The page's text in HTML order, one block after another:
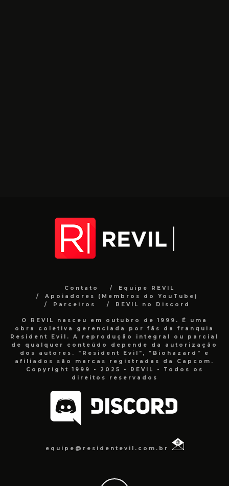
Contato
Equipe REVIL
Apoiadores (Membros do YouTube)
Parceiros
REVIL no Discord
O REVIL nasceu em outubro de 1999. É uma
obra coletiva gerenciada por fãs da franquia
Resident Evil. A reprodução integral ou parcial
de qualquer conteúdo depende da autorização
dos autores. "Resident Evil", "Biohazard" e
afiliados são marcas registradas da Capcom.
Copyright 1999 - 2025 - REVIL - Todos os
direitos reservados
equipe@residentevil.com.br